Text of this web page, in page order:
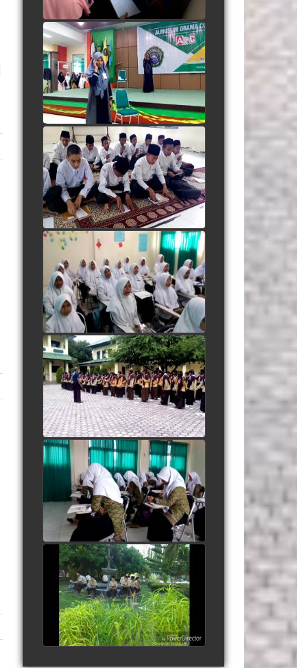
Adegan Santri Drama
Bahasa Inggris
watch video
Listening "Save Me From
Myself"
watch video
Berdendang Ria dengan
Dhamir
watch video
Yel yel Salam Pramuka
AlMuslim
watch video
Kidung Santri dipagi hari
watch video
People Are Awesome
watch video